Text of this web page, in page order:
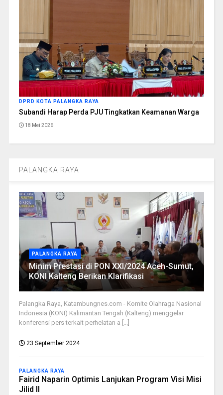
DPRD KOTA PALANGKA RAYA
Subandi Harap Perda PJU Tingkatkan Keamanan Warga
18 Mei 2026
PALANGKA RAYA
PALANGKA RAYA
Minim Prestasi di PON XXI/2024 Aceh-Sumut,
KONI Kalteng Berikan Klarifikasi
Palangka Raya, Katambungnes.com - Komite Olahraga Nasional
Indonesia (KONI) Kalimantan Tengah (Kalteng) menggelar
konferensi pers terkait perhelatan a [...]
23 September 2024
PALANGKA RAYA
Fairid Naparin Optimis Lanjukan Program Visi Misi
Jilid II